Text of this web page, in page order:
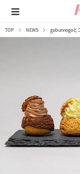
TOP NEWS gobunnogoと